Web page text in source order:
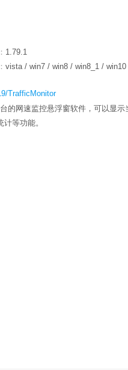
1.79.1
vista / win7 / win8 / win8_1 / win10
TrafficMonitor
的网速监控悬浮窗软件，可以显
等功能。